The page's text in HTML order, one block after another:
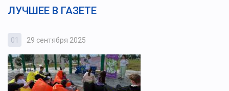
ЛУЧШЕЕ В ГАЗЕТЕ
01 29 сентября 2025